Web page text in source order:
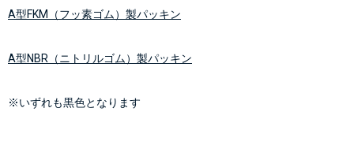
A型FKM（フッ素ゴム）製パッキン
A型NBR（ニトリルゴム）製パッキン
※いずれも黒色となります